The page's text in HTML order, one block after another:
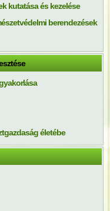
kutatása és kezelése
berendezések
életébe